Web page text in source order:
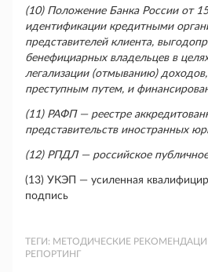
(10) Положение Банка России от
идентификации кредитными
представителей клиента,
бенефициарных владельцев в
легализации (отмыванию)
преступным путем, и
(11) РАФП — реестре
представительств иностранных
(12) РПДЛ — российское
(13) УКЭП — усиленная
подпись
ТЕГИ: МЕТОДИЧЕСКИЕ
РЕПОРТИНГ